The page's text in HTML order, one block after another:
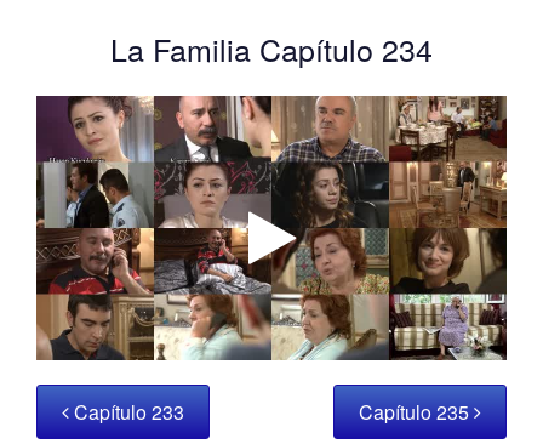
La Familia Capítulo 234
Capítulo 233 Capítulo 235